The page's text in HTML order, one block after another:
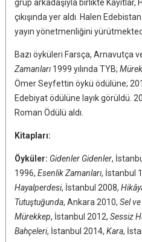
grup arkadaşıyla birlikte Kayıtlar,
çıkışında yer aldı. Halen
yayın yönetmenliğini
Bazı öyküleri Farsça, Arnavutça
Zamanları1999 yılında TYB;
Ömer Seyfettin öykü ödülüne;
Edebiyat ödülüne layık görüldü.
Roman Ödülü aldı.
Kitapları:
Öyküler: Gidenler Gidenler,
1996, Esenlik Zamanları, İstanbul
Hayalperdesi, İstanbul 2008,
Tutuştuğunda, Ankara 2010, Sel
Mürekkep, İstanbul 2012, Sessiz
Bahçeleri, İstanbul 2014, Kara,